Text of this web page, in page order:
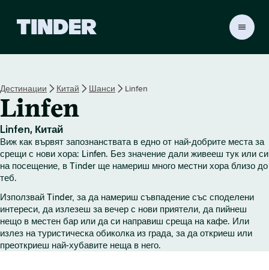
r
а
л
о
Дестинации Китай Шанси Linfen
Linfen
Linfen, Китай
Виж как вървят запознанствата в едно от най-добрите места за
срещи с нови хора: Linfen. Без значение дали живееш тук или си
на посещение, в Tinder ще намериш много местни хора близо до
теб.
Използвай Tinder, за да намериш съвпадение със споделени
интереси, да излезеш за вечер с нови приятели, да пийнеш
нещо в местен бар или да си направиш среща на кафе. Или
излез на туристическа обиколка из града, за да откриеш или
преоткриеш най-хубавите неща в него.